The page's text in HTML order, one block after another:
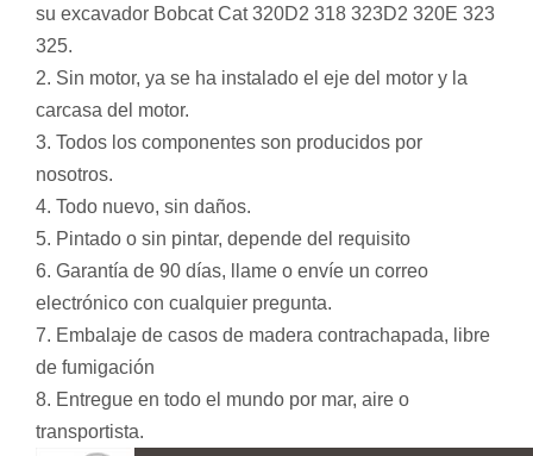
su excavador Bobcat Cat 320D2 318 323D2 320E 323
325.
2. Sin motor, ya se ha instalado el eje del motor y la
carcasa del motor.
3. Todos los componentes son producidos por
nosotros.
4. Todo nuevo, sin daños.
5. Pintado o sin pintar, depende del requisito
6. Garantía de 90 días, llame o envíe un correo
electrónico con cualquier pregunta.
7. Embalaje de casos de madera contrachapada, libre
de fumigación
8. Entregue en todo el mundo por mar, aire o
transportista.